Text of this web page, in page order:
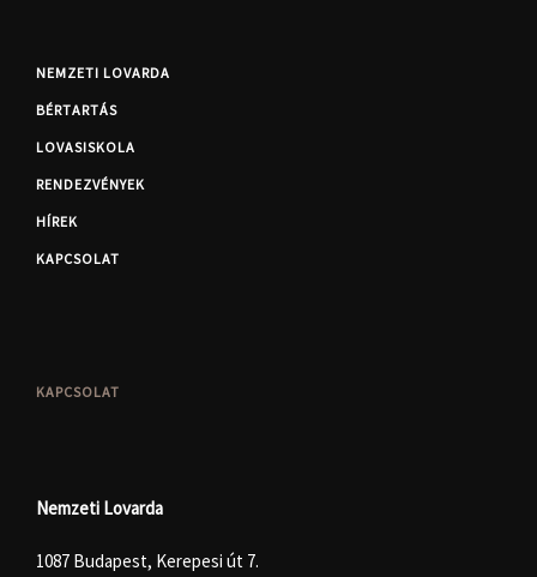
NEMZETI LOVARDA
BÉRTARTÁS
LOVASISKOLA
RENDEZVÉNYEK
HÍREK
KAPCSOLAT
KAPCSOLAT
Nemzeti Lovarda
1087 Budapest, Kerepesi út 7.